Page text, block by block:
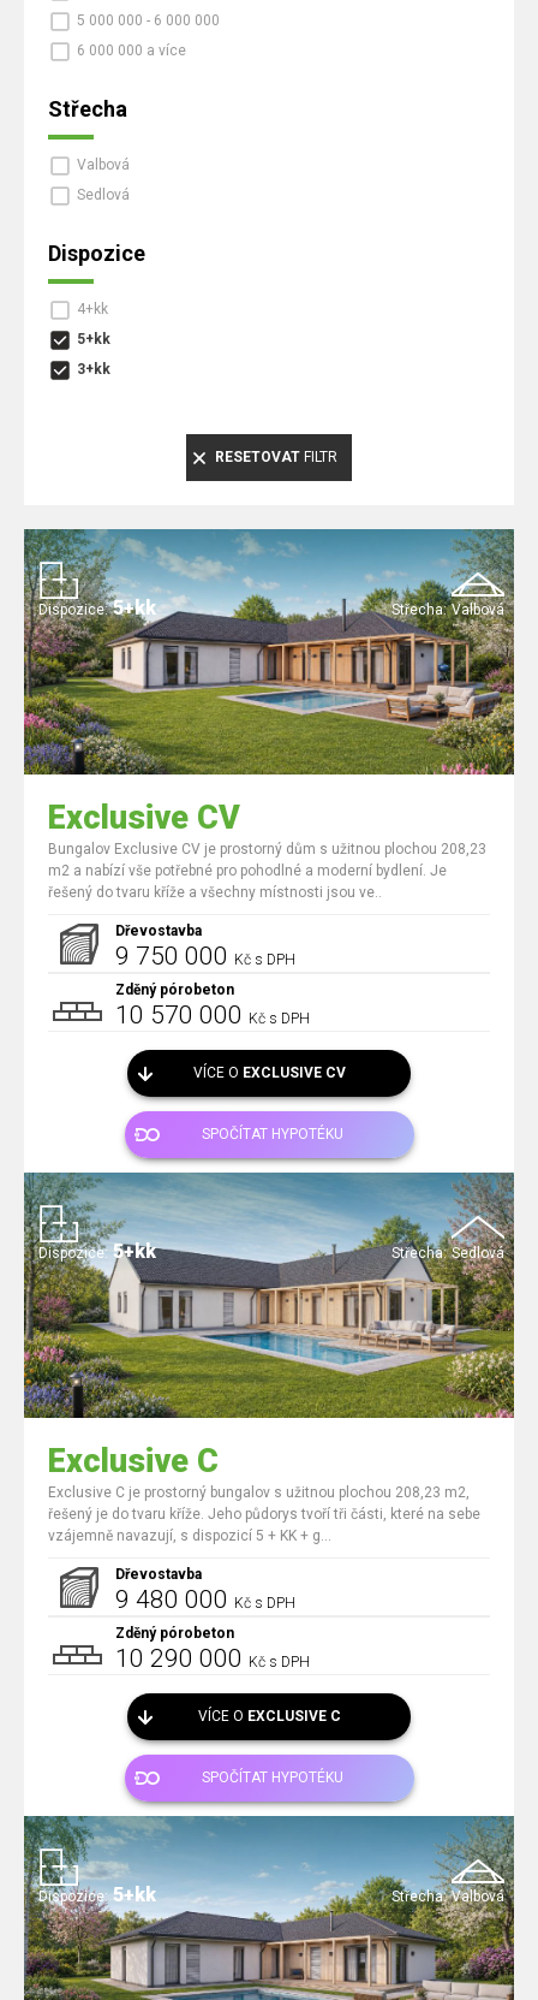
5 000 000 - 6 000 000
6 000 000 a více
Střecha
Valbová
Sedlová
Dispozice
4+kk
5+kk
3+kk
RESETOVAT FILTR
Střecha: Valbová
Dispozice: 5+kk
Exclusive CV
Bungalov Exclusive CV je prostorný dům s užitnou plochou 208,23
m2 a nabízí vše potřebné pro pohodlné a moderní bydlení. Je
řešený do tvaru kříže a všechny místnosti jsou ve..
Dřevostavba
9 750 000 Kč s DPH
Zděný pórobeton
10 570 000 Kč s DPH
VÍCE O EXCLUSIVE CV
SPOČÍTAT HYPOTÉKU
Střecha: Sedlová
Dispozice: 5+kk
Exclusive C
Exclusive C je prostorný bungalov s užitnou plochou 208,23 m2,
řešený je do tvaru kříže. Jeho půdorys tvoří tři části, které na sebe
vzájemně navazují, s dispozicí 5 + KK + g...
Dřevostavba
9 480 000 Kč s DPH
Zděný pórobeton
10 290 000 Kč s DPH
VÍCE O EXCLUSIVE C
SPOČÍTAT HYPOTÉKU
Střecha: Valbová
Dispozice: 5+kk